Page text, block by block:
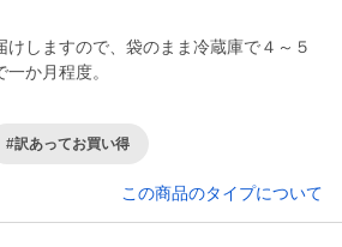
しますので、袋のまま冷蔵庫で４～５
か月程度。
#訳あってお買い得
この商品のタイプについて